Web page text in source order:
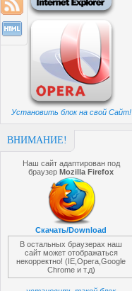
Установить блок на свой Сайт!
ВНИМАНИЕ!
Наш сайт адаптирован под
браузерMozilla Firefox
Скачать/Download
В остальных браузерах наш
сайт может отображаться
некорректно! (IE,Opera,Google
Chrome и т.д)